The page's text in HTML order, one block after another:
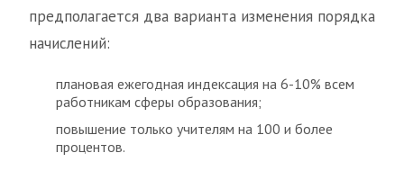
предполагается два варианта изменения порядка
начислений:
плановая ежегодная индексация на 6-10% всем
работникам сферы образования;
повышение только учителям на 100 и более
процентов.